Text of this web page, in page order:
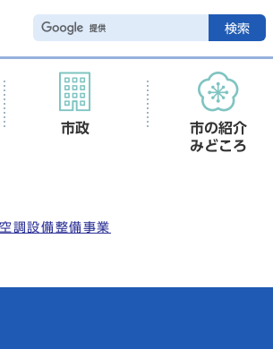
検索
市政
市の紹介
みどころ
調設備整備事業